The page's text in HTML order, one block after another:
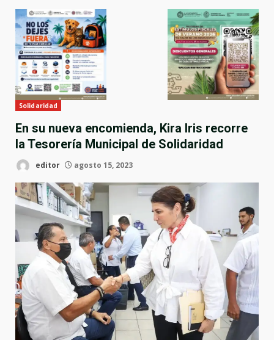
Solidaridad
En su nueva encomienda, Kira Iris recorre
la Tesorería Municipal de Solidaridad
editor agosto 15, 2023